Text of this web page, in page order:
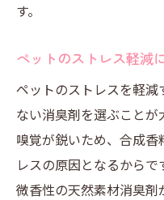
す。
ペットのストレス軽減
ペットのストレスを軽
ない消臭剤を選ぶこと
嗅覚が鋭いため、合成
レスの原因となるから
微香性の天然素材消臭剤